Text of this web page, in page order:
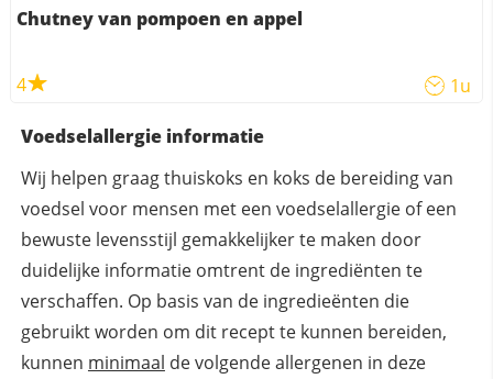
Chutney van pompoen en appel
4 1u
Voedselallergie informatie
Wij helpen graag thuiskoks en koks de bereiding van
voedsel voor mensen met een voedselallergie of een
bewuste levensstijl gemakkelijker te maken door
duidelijke informatie omtrent de ingrediënten te
verschaffen. Op basis van de ingredieënten die
gebruikt worden om dit recept te kunnen bereiden,
kunnen minimaal de volgende allergenen in deze